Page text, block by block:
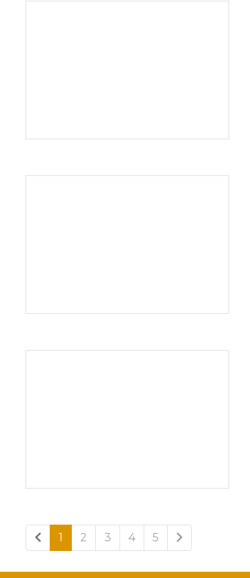
1 2 3 4 5